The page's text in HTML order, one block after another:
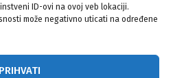
ID-ovi na ovoj veb lokaciji.
može negativno uticati na određene
PRIHVATI
u Srebrenici i ove godine
Rijeke